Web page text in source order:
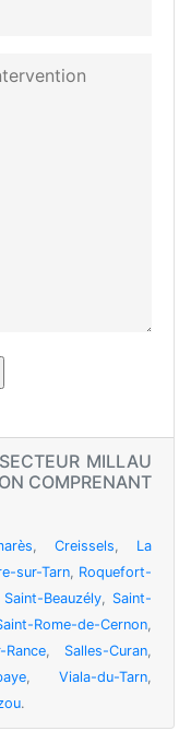
MILLAU
COMPRENANT
, Creissels, La
sur-Tarn, Roquefort-
Saint-Beauzély, Saint-
Rome-de-Cernon,
Rance, Salles-Curan,
,Viala-du-Tarn,
.